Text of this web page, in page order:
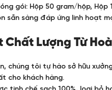
gói: Hộp 50 gram/hộp, Hộp
sẵn sàng đáp ứng linh hoạt
Chất Lượng Từ
chúng tôi tự hào sở hữu
cho khách hàng.